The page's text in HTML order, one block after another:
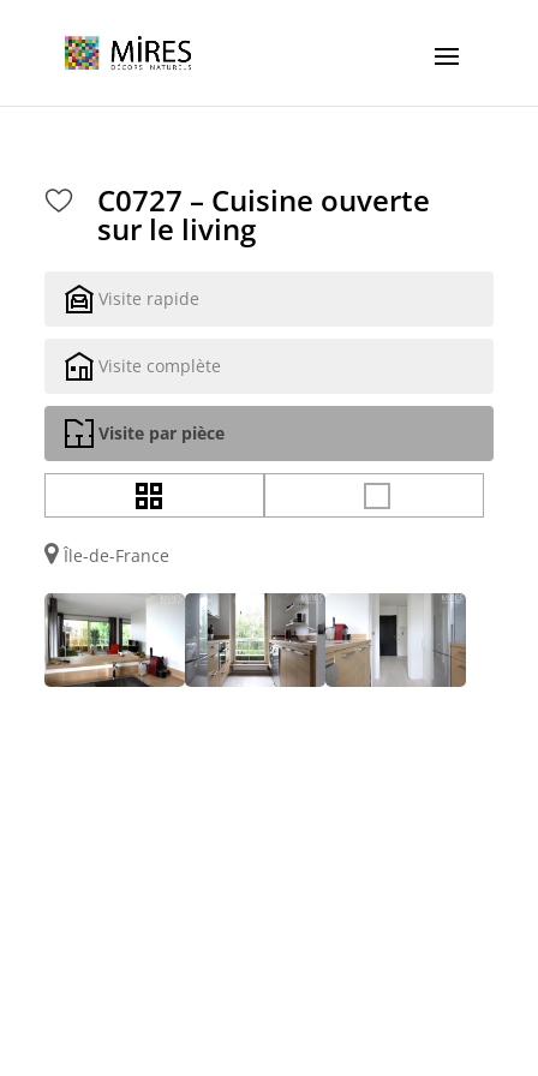
C0727 – Cuisine ouverte
sur le living
Visite rapide
Visite complète
Visite par pièce
Île-de-France